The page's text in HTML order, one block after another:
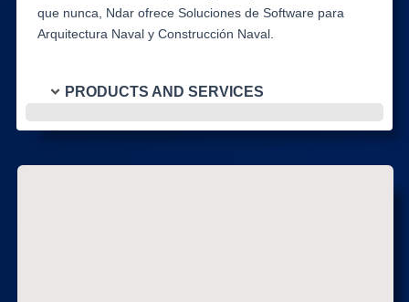
que nunca, Ndar ofrece Soluciones de Software para
Arquitectura Naval y Construcción Naval.
PRODUCTS AND SERVICES